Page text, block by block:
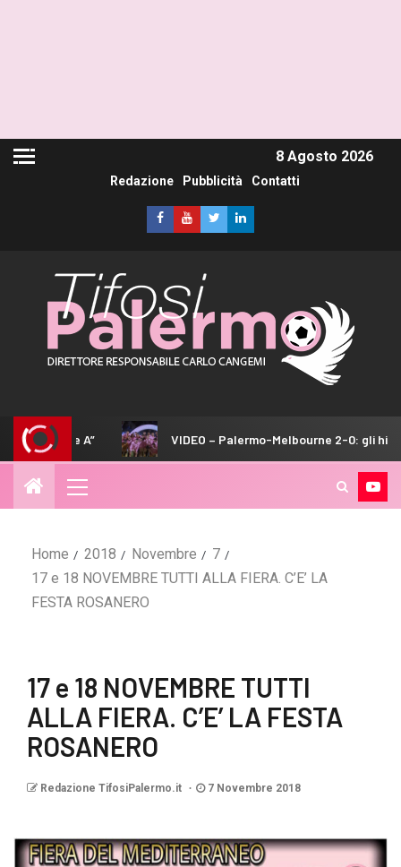
8 Agosto 2026
Redazione Pubblicità Contatti
VIDEO – Palermo-Melbourne 2-0: gli highlights del match
Home 2018 Novembre
7
17 e 18 NOVEMBRE TUTTI ALLA FIERA. C’E’ LA
FESTA ROSANERO
17 e 18 NOVEMBRE TUTTI
ALLA FIERA. C’E’ LA FESTA
ROSANERO
Redazione TifosiPalermo.it 7 Novembre 2018